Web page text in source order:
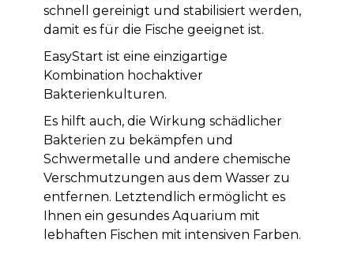
schnell gereinigt und stabilisiert werden,
damit es für die Fische geeignet ist.
EasyStart ist eine einzigartige
Kombination hochaktiver
Bakterienkulturen.
Es hilft auch, die Wirkung schädlicher
Bakterien zu bekämpfen und
Schwermetalle und andere chemische
Verschmutzungen aus dem Wasser zu
entfernen. Letztendlich ermöglicht es
Ihnen ein gesundes Aquarium mit
lebhaften Fischen mit intensiven Farben.